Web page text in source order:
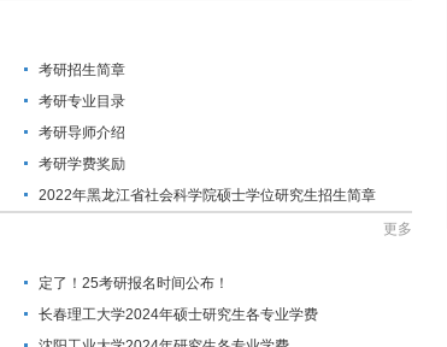
考研招生简章
考研专业目录
考研导师介绍
考研学费奖励
2022年黑龙江省社会科学院硕士学位研究生招生简章
更多
定了！25考研报名时间公布！
长春理工大学2024年硕士研究生各专业学费